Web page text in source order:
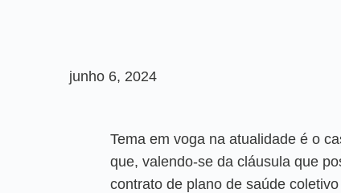
junho 6, 2024
Tema em voga na atualidade é o
que, valendo-se da cláusula que
contrato de plano de saúde